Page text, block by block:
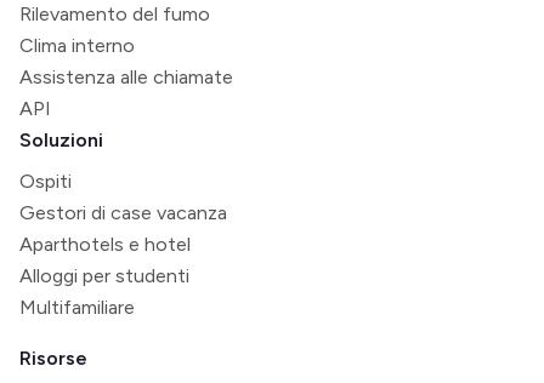
Rilevamento del fumo
Clima interno
Assistenza alle chiamate
API
Soluzioni
Ospiti
Gestori di case vacanza
Aparthotels e hotel
Alloggi per studenti
Multifamiliare
Risorse